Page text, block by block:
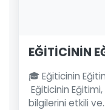
EĞİTİCİNİN
🎓 Eğiticinin
Eğiticinin
bilgilerini etkili